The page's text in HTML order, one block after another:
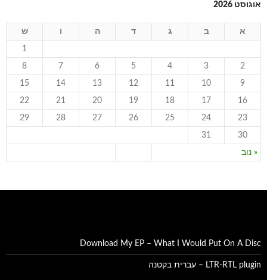
אוגוסט 2026
א ב ג ד ה ו ש
« נוב
1
2
3
4
5
6
7
8
9
10
11
12
13
14
15
16
17
18
19
20
21
22
23
24
25
26
27
28
29
30
31
Download My EP – What I Would Put On A Disc
LTR-RTL plugin – עברית בקטנה